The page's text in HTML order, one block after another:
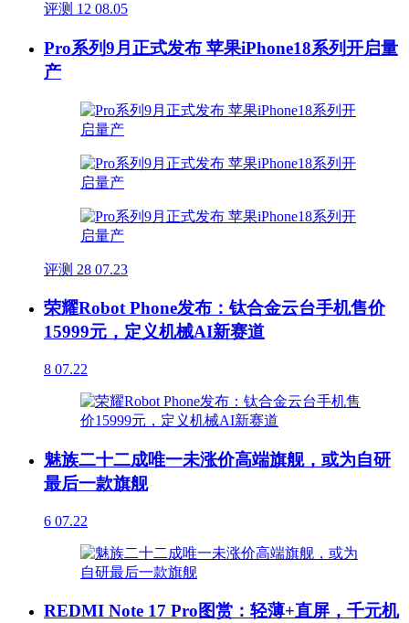
评测 12 08.05
Pro系列9月正式发布 苹果iPhone18系列开启量
产
评测 28 07.23
荣耀Robot Phone发布：钛合金云台手机售价
15999元，定义机械AI新赛道
8 07.22
魅族二十二成唯一未涨价高端旗舰，或为自研
最后一款旗舰
6 07.22
REDMI Note 17 Pro图赏：轻薄+直屏，千元机